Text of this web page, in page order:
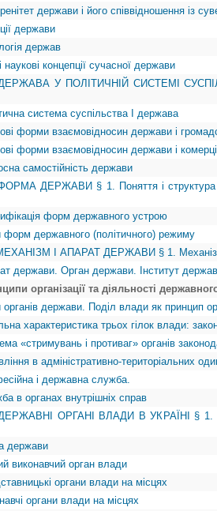
держави і його співвідношення із
держави
держав
наукові концепції сучасної держави
У ПОЛІТИЧНІЙ СИСТЕМІ
система суспільства І держава
форми взаємовідносин держави і
форми взаємовідносин держави і
самостійність держави
ДЕРЖАВИ § 1. Поняття і
форм державного устрою
державного (політичного) режиму
І АПАРАТ ДЕРЖАВИ § 1.
держави. Орган держави. Інститут
організації та діяльності
держави. Поділ влади як принцип
характеристика трьох гілок влади:
«стримувань і противаг» органів
в адміністративно-територіальних
і державна служба.
в органах внутрішніх справ
ОРГАНІ ВЛАДИ В УКРАЇНІ § 1.
держави
виконавчий орган влади
органи влади на місцях
органи влади на місцях